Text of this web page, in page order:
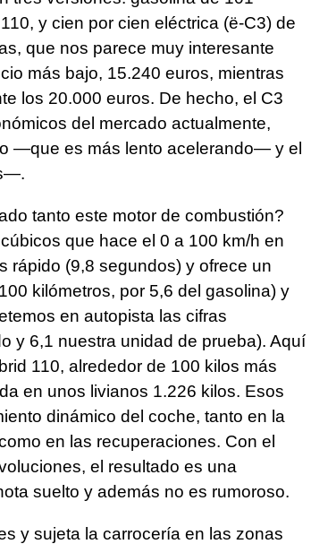
y cien por cien eléctrica (ë-C3) de
que nos parece muy interesante
más bajo, 15.240 euros, mientras
los 20.000 euros. De hecho, el C3
del mercado actualmente,
—que es más lento acelerando— y el
tanto este motor de combustión?
que hace el 0 a 100 km/h en
rápido (9,8 segundos) y ofrece un
kilómetros, por 5,6 del gasolina) y
en autopista las cifras
y 6,1 nuestra unidad de prueba). Aquí
110, alrededor de 100 kilos más
en unos livianos 1.226 kilos. Esos
dinámico del coche, tanto en la
en las recuperaciones. Con el
el resultado es una
suelto y además no es rumoroso.
y sujeta la carrocería en las zonas